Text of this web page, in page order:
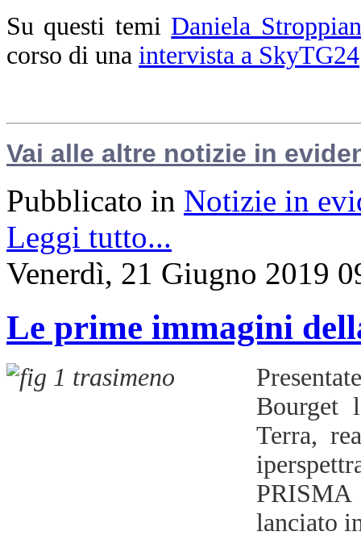
Su questi temi Daniela
corso di una intervista a SkyTG24
Vai alle altre notizie in
Pubblicato in Notizie in
Leggi tutto...
Venerdì, 21 Giugno 2019
Le prime immagini
Bourget
Terra,
lanciato